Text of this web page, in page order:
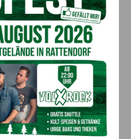
Hitze, Rauch und das
enorm“, erklärte
Santner vom Roten Kreuz
die Sicherheit der
und gleichzeitig die
Feuerwehr, Polizei,
Kreuz verlief